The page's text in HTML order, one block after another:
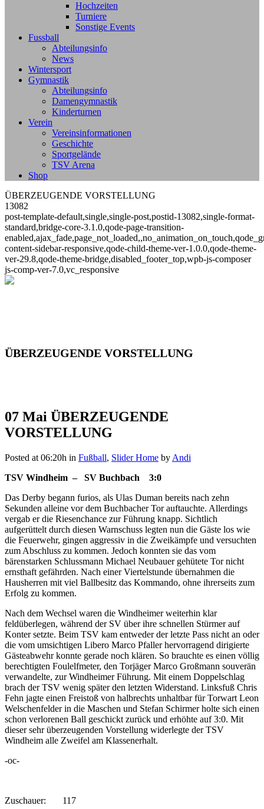
Hochzeiten
Turniere
Sonstige Events
Fussball
Abteilungsinfo
News
Wintersport
Gymnastik
Abteilungsinfo
Damengymnastik
Kinderturnen
Verein
Vereinsinformationen
Geschichte
Sportgelände
TSV Arena
Shop
ÜBERZEUGENDE VORSTELLUNG
13082
post-template-default,single,single-post,postid-13082,single-format-
standard,bridge-core-3.1.0,qode-page-transition-
content-sidebar-responsive,qode-child-theme-ver-1.0.0,qode-theme-
ver-29.8,qode-theme-bridge,disabled_footer_top,wpb-js-composer
js-comp-ver-7.0,vc_responsive
ÜBERZEUGENDE VORSTELLUNG
07 Mai ÜBERZEUGENDE
VORSTELLUNG
Posted at 06:20h in Fußball, Slider Home by Andi
TSV Windheim – SV Buchbach 3:0
Das Derby begann furios, als Ulas Duman bereits nach zehn
Sekunden alleine vor dem Buchbacher Tor auftauchte. Allerdings
vergab er die Riesenchance zur Führung knapp. Sichtlich
aufgerüttelt durch diesen Warnschuss legten nun die Gäste los wie
die Feuerwehr, gingen aggressiv in die Zweikämpfe und versuchten
zum Abschluss zu kommen. Jedoch konnten sie das vom
bärenstarken Schlussmann Michael Neubauer gehütete Tor nicht
ernsthaft gefährden. Nach einer Viertelstunde übernahmen die
Hausherren mit viel Ballbesitz das Kommando, ohne ihrerseits zum
Erfolg zu kommen.
Nach dem Wechsel waren die Windheimer weiterhin klar
feldüberlegen, während der SV über ihre schnellen Stürmer auf
Konter setzte. Beim TSV kam entweder der letzte Pass nicht an oder
die vom umsichtigen Libero Marco Pfaller hervorragend dirigierte
Gästeabwehr konnte gerade noch klären. So brauchte es einen völlig
berechtigten Foulelfmeter, den Torjäger Marco Großmann souverän
verwandelte, zur Windheimer Führung. Mit einem Doppelschlag
brach der TSV wenig später den letzten Widerstand. Linksfuß Chris
Fehn jagte einen Freistoß von halbrechts unhaltbar für Torwart Leon
Welschenfelder in die Maschen und Stefan Schirmer holte sich einen
schon verlorenen Ball geschickt zurück und erhöhte auf 3:0. Mit
dieser sehr überzeugenden Vorstellung widerlegte der TSV
Windheim alle Zweifel am Klassenerhalt.
-oc-
Zuschauer: 117